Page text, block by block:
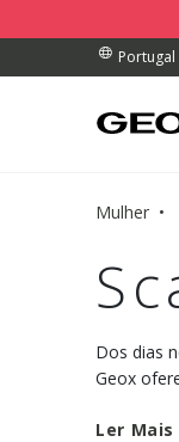
Portugal
ACIMA DE 89,00 €
RECOLHA PERTO DE SI.
ACIMA DE 89,00 €
Mulher
Dos dias
Geox
Ler Mais